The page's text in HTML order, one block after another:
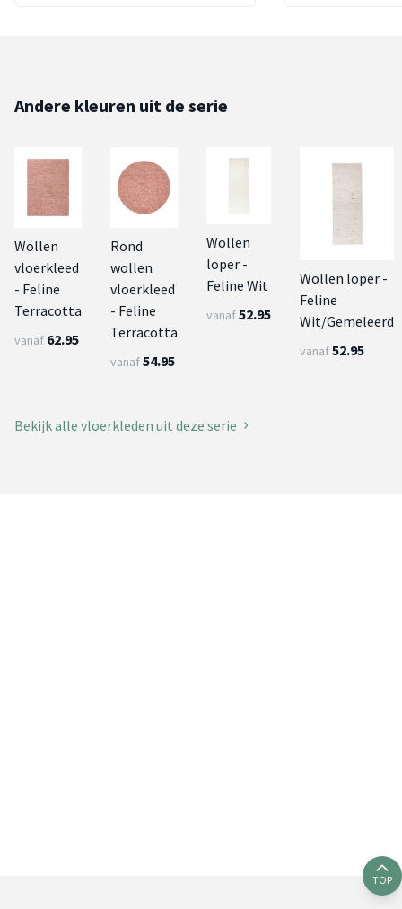
Andere kleuren uit de serie
Wollen
vloerkleed
- Feline
Terracotta
vanaf 62.95
Rond
wollen
vloerkleed
- Feline
Terracotta
vanaf54.95
Wollen
loper -
Feline Wit
vanaf52.95
Wollen loper -
Feline
Wit/Gemeleerd
vanaf52.95
Bekijk alle vloerkleden uit deze serie
TOP